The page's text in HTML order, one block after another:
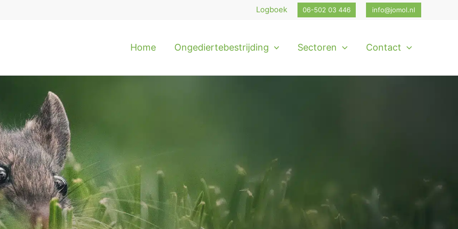
Logboek 06-502 03 446 info@jomol.nl
Home Ongediertebestrijding Sectoren Contact